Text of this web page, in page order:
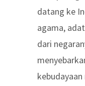
datang ke
agama,
dari